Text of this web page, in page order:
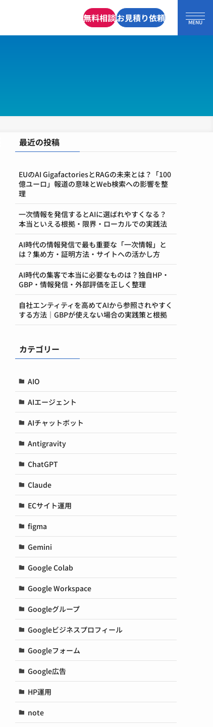
無料相談お見積り依頼
最近の投稿
EUのAI GigafactoriesとRAGの未来とは？「100
億ユーロ」報道の意味とWeb検索への影響を整
理
一次情報を発信するとAIに選ばれやすくなる？
本当といえる根拠・限界・ローカルでの実践法
AI時代の情報発信で最も重要な「一次情報」と
は？集め方・証明方法・サイトへの活かし方
AI時代の集客で本当に必要なものは？独自HP・
GBP・情報発信・外部評価を正しく整理
自社エンティティを高めてAIから参照されやすく
する方法｜GBPが使えない場合の実践策と根拠
カテゴリー
AIO
AIエージェント
AIチャットボット
Antigravity
ChatGPT
Claude
ECサイト運用
figma
Gemini
Google Colab
Google Workspace
Googleグループ
Googleビジネスプロフィール
Googleフォーム
Google広告
HP運用
note